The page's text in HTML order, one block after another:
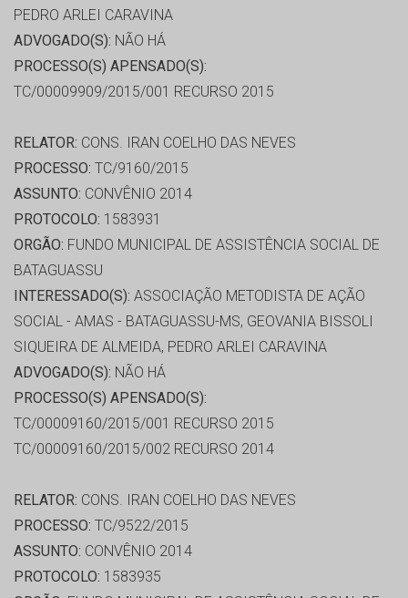
PEDRO ARLEI CARAVINA
ADVOGADO(S): NÃO HÁ
PROCESSO(S) APENSADO(S):
TC/00009909/2015/001 RECURSO 2015
RELATOR: CONS. IRAN COELHO DAS NEVES
PROCESSO: TC/9160/2015
ASSUNTO: CONVÊNIO 2014
PROTOCOLO: 1583931
ORGÃO: FUNDO MUNICIPAL DE ASSISTÊNCIA SOCIAL DE
BATAGUASSU
INTERESSADO(S): ASSOCIAÇÃO METODISTA DE AÇÃO
SOCIAL - AMAS - BATAGUASSU-MS, GEOVANIA BISSOLI
SIQUEIRA DE ALMEIDA, PEDRO ARLEI CARAVINA
ADVOGADO(S): NÃO HÁ
PROCESSO(S) APENSADO(S):
TC/00009160/2015/001 RECURSO 2015
TC/00009160/2015/002 RECURSO 2014
RELATOR: CONS. IRAN COELHO DAS NEVES
PROCESSO: TC/9522/2015
ASSUNTO: CONVÊNIO 2014
PROTOCOLO: 1583935